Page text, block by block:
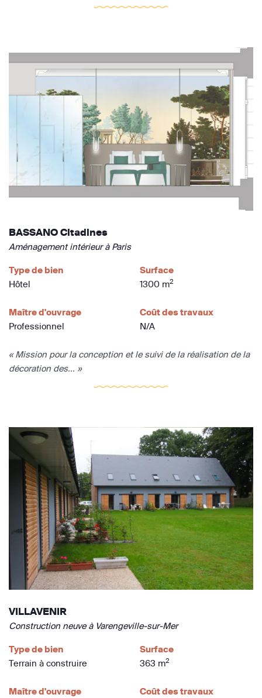
BASSANO Citadines
Aménagement intérieur à Paris
Type de bien
Hôtel
Surface
1300 m2
Maître d'ouvrage
Professionnel
Coût des travaux
N/A
« Mission pour la conception et le suivi de la réalisation de la
décoration des... »
VILLAVENIR
Construction neuve à Varengeville-sur-Mer
Type de bien
Terrain à construire
Surface
363 m2
Maître d'ouvrage
Coût des travaux